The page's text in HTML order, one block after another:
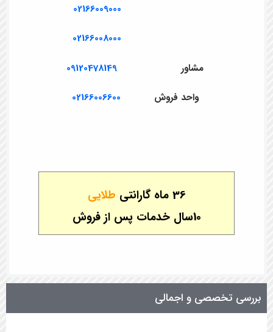
02166009000
02166008000
مشاور 09120478149
واحد فروش 02166006600
36 ماه گارانتی
طلایی
10سال خدمات پس از فروش
بررسی تخصصی و اجمالی